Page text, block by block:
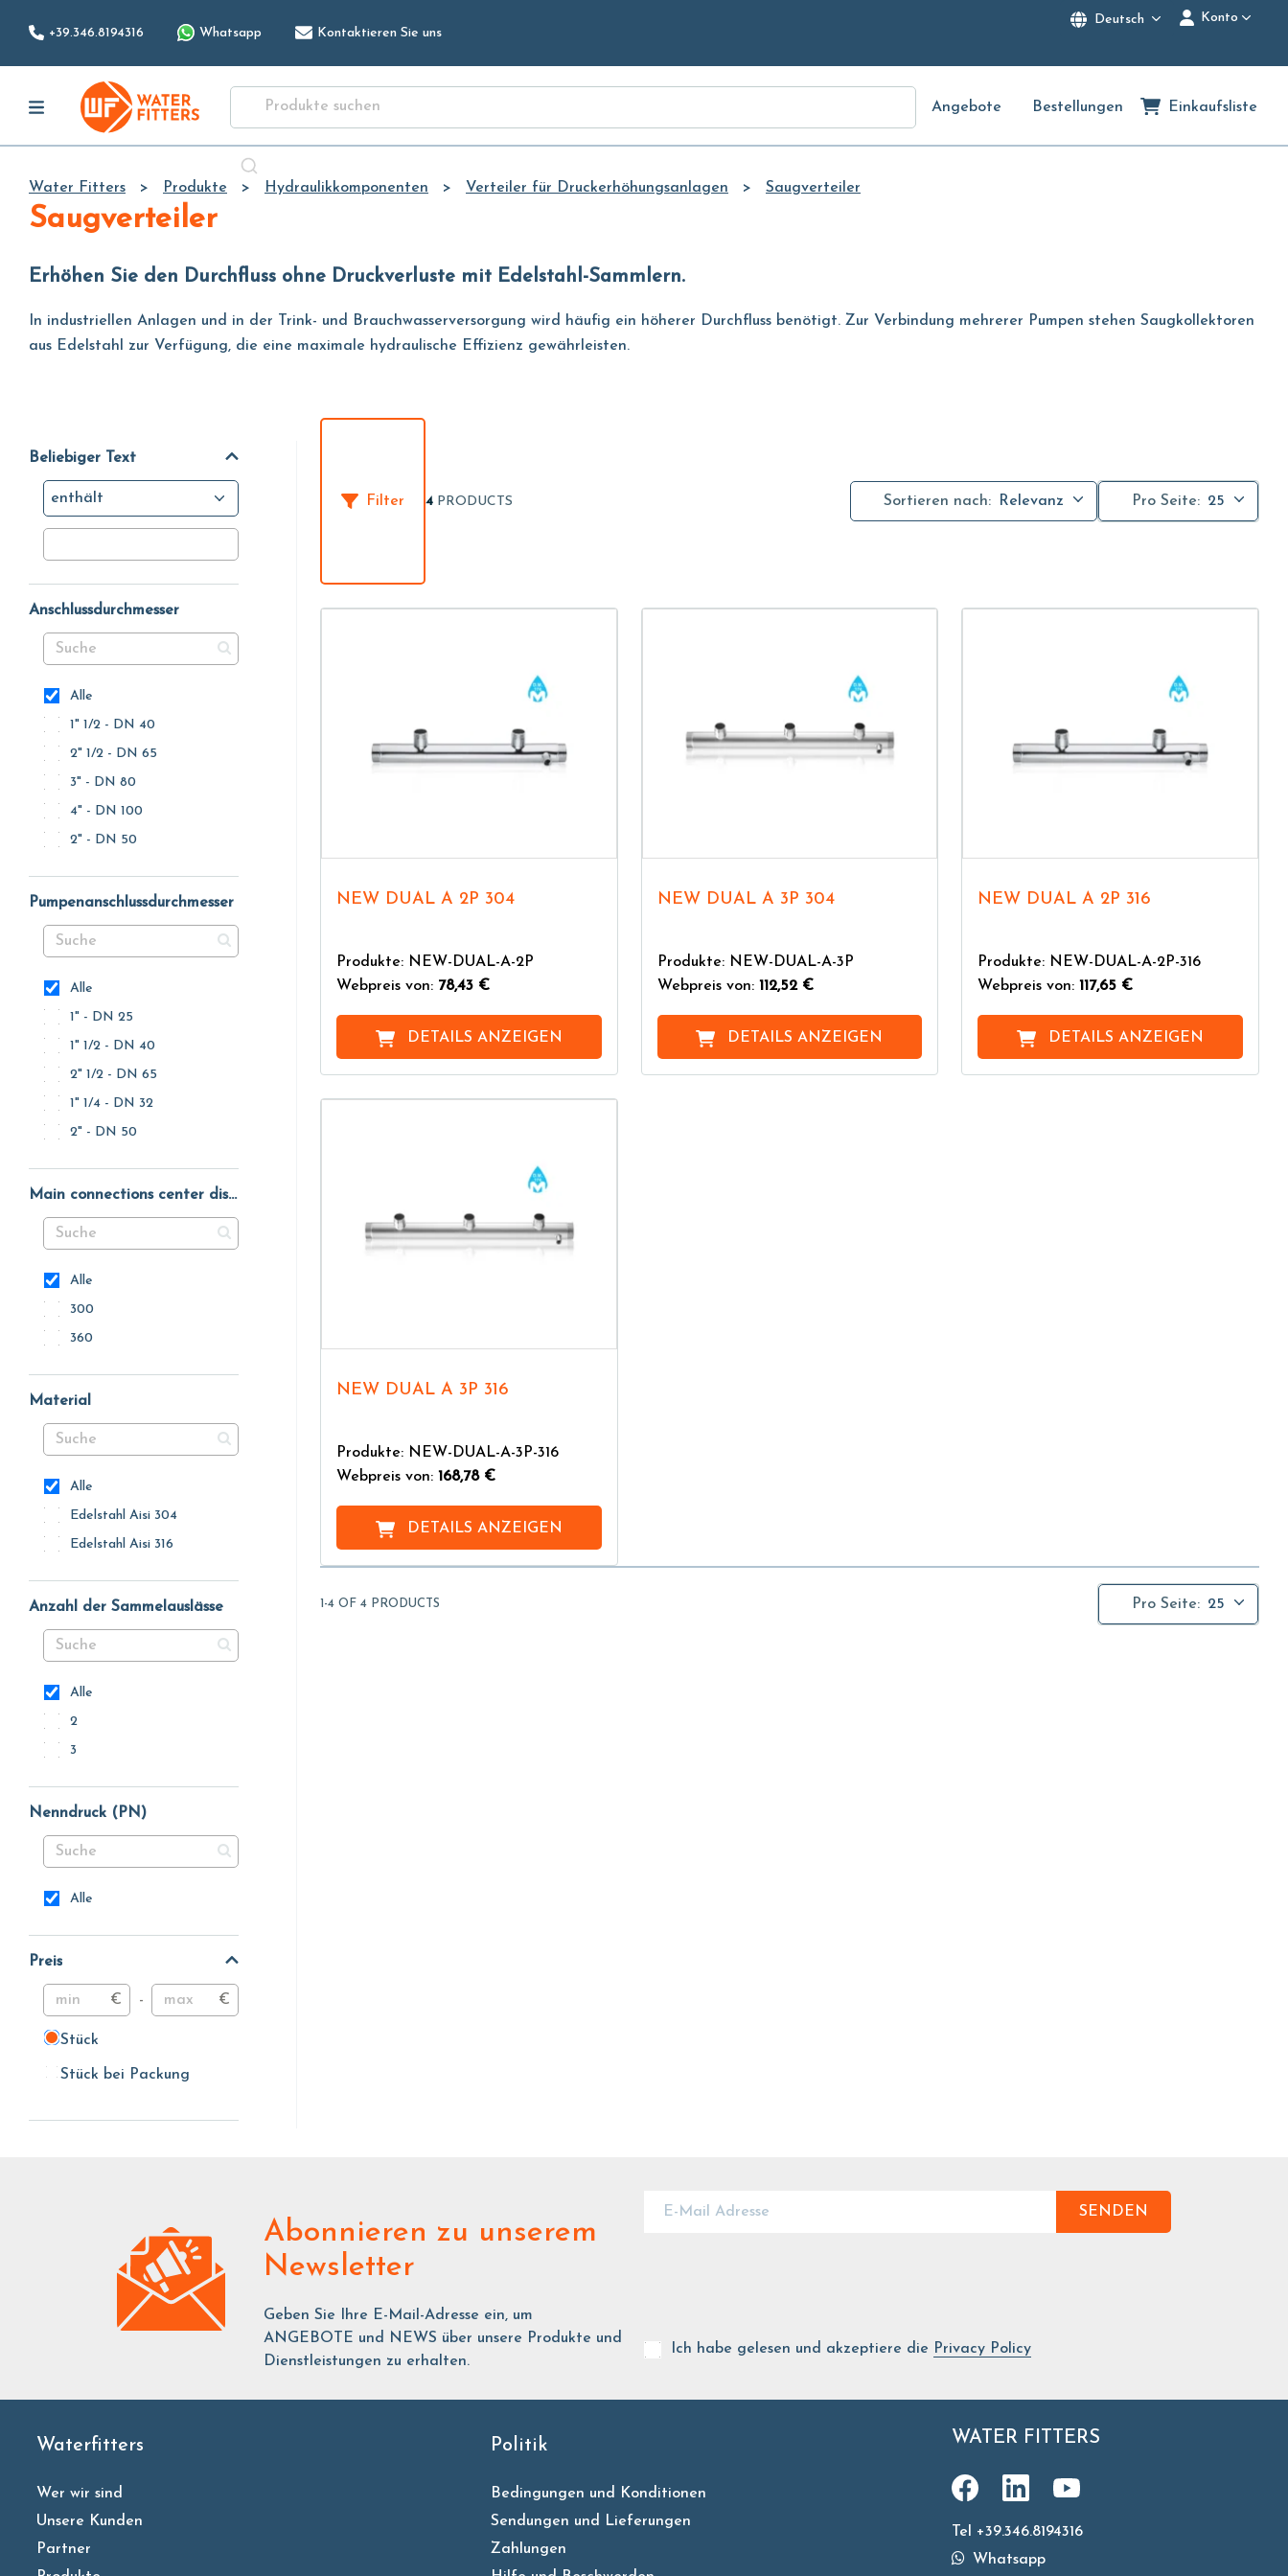
+39.346.8194316 Whatsapp Kontaktieren Sie uns
Deutsch Konto
Angebote Bestellungen Einkaufsliste
Water Fitters Produkte Hydraulikkomponenten Verteiler für Druckerhöhungsanlagen Saugverteiler
Saugverteiler
Erhöhen Sie den Durchfluss ohne Druckverluste mit Edelstahl-Sammlern.
In industriellen Anlagen und in der Trink- und Brauchwasserversorgung wird häufig ein höherer Durchfluss benötigt. Zur Verbindung mehrerer Pumpen stehen Saugkollektoren
aus Edelstahl zur Verfügung, die eine maximale hydraulische Effizienz gewährleisten.
Beliebiger Text
enthält
Anschlussdurchmesser
Alle
1" 1/2 - DN 40
2" 1/2 - DN 65
3" - DN 80
4" - DN 100
2" - DN 50
Pumpenanschlussdurchmesser
Alle
1" - DN 25
1" 1/2 - DN 40
2" 1/2 - DN 65
1" 1/4 - DN 32
2" - DN 50
Main connections center distance
Alle
300
360
Material
Alle
Edelstahl Aisi 304
Edelstahl Aisi 316
Anzahl der Sammelauslässe
Alle
2
3
Nenndruck (PN)
Alle
Preis
€ - €
Stück
Stück
Stück bei Packung
Stück bei Packung
Filter 4 PRODUCTS Sortieren nach: Relevanz Pro Seite: 25
NEW DUAL A 2P 304
Produkte: NEW-DUAL-A-2P
Webpreis von: 78,43 €
DETAILS ANZEIGEN
NEW DUAL A 3P 304
Produkte: NEW-DUAL-A-3P
Webpreis von: 112,52 €
DETAILS ANZEIGEN
NEW DUAL A 2P 316
Produkte: NEW-DUAL-A-2P-316
Webpreis von:117,65 €
DETAILS ANZEIGEN
NEW DUAL A 3P 316
Produkte: NEW-DUAL-A-3P-316
Webpreis von: 168,78 €
DETAILS ANZEIGEN
1-4 OF 4 PRODUCTS Pro Seite: 25
Abonnieren zu unserem
Newsletter
Geben Sie Ihre E-Mail-Adresse ein, um
ANGEBOTE und NEWS über unsere Produkte und
Dienstleistungen zu erhalten.
SENDEN
Ich habe gelesen und akzeptiere die Privacy Policy
Waterfitters
Wer wir sind
Unsere Kunden
Partner
Politik
Bedingungen und Konditionen
Sendungen und Lieferungen
Zahlungen
WATER FITTERS
Tel +39.346.8194316
Whatsapp